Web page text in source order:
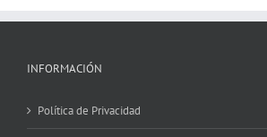
INFORMACIÓN
Política de Privacidad